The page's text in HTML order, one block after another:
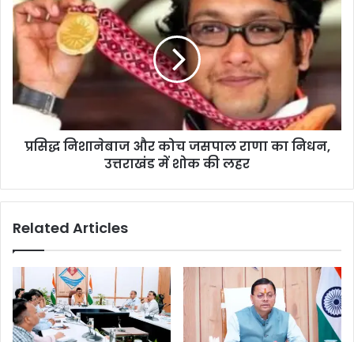
प्रसिद्ध निशानेबाज और कोच जसपाल राणा का निधन,
उत्तराखंड में शोक की लहर
Related Articles